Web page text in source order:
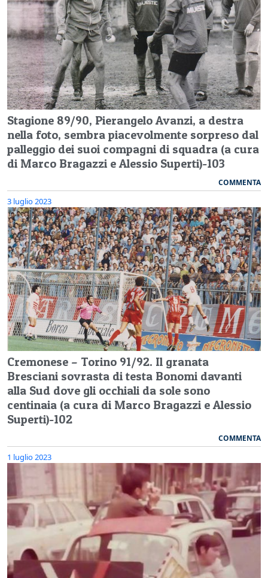
Stagione 89/90, Pierangelo Avanzi, a destra
nella foto, sembra piacevolmente sorpreso dal
palleggio dei suoi compagni di squadra (a cura
di Marco Bragazzi e Alessio Superti)-103
COMMENTA
3 luglio 2023
Cremonese – Torino 91/92. Il granata
Bresciani sovrasta di testa Bonomi davanti
alla Sud dove gli occhiali da sole sono
centinaia (a cura di Marco Bragazzi e Alessio
Superti)-102
COMMENTA
1 luglio 2023